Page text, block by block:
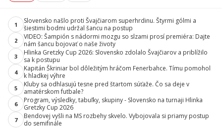
1
Slovensko našlo proti Švajčiarom superhrdinu. Štyrmi gólmi a
šiestimi bodmi udržal šancu na postup
2
VIDEO: Šampión s nádormi mozgu so slzami prosí premiéra: Dajte
nám šancu bojovať o naše životy
3
Hlinka Gretzky Cup 2026: Slovensko zdolalo Švajčiarov a priblížilo
sa k postupu
4
Kapitán Škriniar bol dôležitým hráčom Fenerbahce. Tímu pomohol
k hladkej výhre
5
Kluby sa odhlasujú tesne pred štartom súťaže. Čo sa deje v
amatérskom futbale?
6
Program, výsledky, tabuľky, skupiny - Slovensko na turnaji Hlinka
Gretzky Cup 2026
7
Bendovej vyšli na MS rozbehy skvelo. Vybojovala si priamy postup
do semifinále